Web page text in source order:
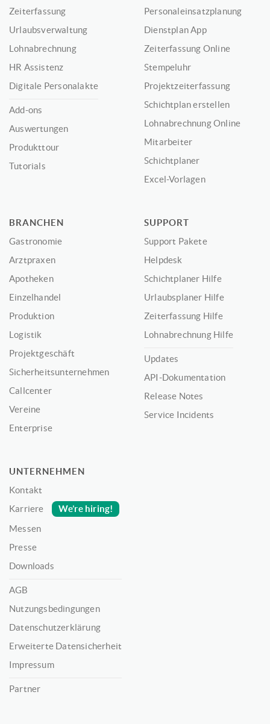
Zeiterfassung
Urlaubsverwaltung
Lohnabrechnung
HR Assistenz
Digitale Personalakte
Add-ons
Auswertungen
Produkttour
Tutorials
Personaleinsatzplanung
Dienstplan App
Zeiterfassung Online
Stempeluhr
Projektzeiterfassung
Schichtplan erstellen
Lohnabrechnung Online
Mitarbeiter
Schichtplaner
Excel-Vorlagen
BRANCHEN
Gastronomie
Arztpraxen
Apotheken
Einzelhandel
Produktion
Logistik
Projektgeschäft
Sicherheitsunternehmen
Callcenter
Vereine
Enterprise
SUPPORT
Support Pakete
Helpdesk
Schichtplaner Hilfe
Urlaubsplaner Hilfe
Zeiterfassung Hilfe
Lohnabrechnung Hilfe
Updates
API-Dokumentation
Release Notes
Service Incidents
UNTERNEHMEN
Kontakt
Karriere
We’re hiring!
Messen
Presse
Downloads
AGB
Nutzungsbedingungen
Datenschutzerklärung
Erweiterte Datensicherheit
Impressum
Partner